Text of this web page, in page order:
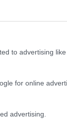
to advertising
for online
advertising.